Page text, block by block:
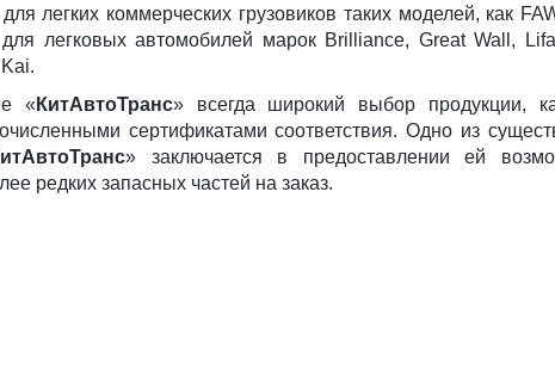
легких коммерческих грузовиков таких моделей, как
легковых автомобилей марок Brilliance, Great Wall,
« КитАвтоТранс» всегда широкий выбор продукции,
сертификатами соответствия. Одно из
» заключается в предоставлении ей
редких запасных частей на заказ.